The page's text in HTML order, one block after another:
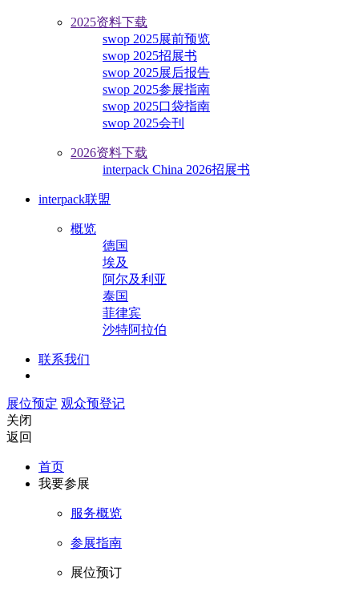
2025资料下载
swop 2025展前预览
swop 2025招展书
swop 2025展后报告
swop 2025参展指南
swop 2025口袋指南
swop 2025会刊
2026资料下载
interpack China 2026招展书
interpack联盟
概览
德国
埃及
阿尔及利亚
泰国
菲律宾
沙特阿拉伯
联系我们
展位预定 观众预登记
关闭
返回
首页
我要参展
服务概览
参展指南
展位预订